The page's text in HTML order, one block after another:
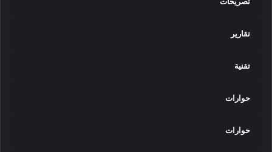
تقارير
تقنية
حوارات
حوارات